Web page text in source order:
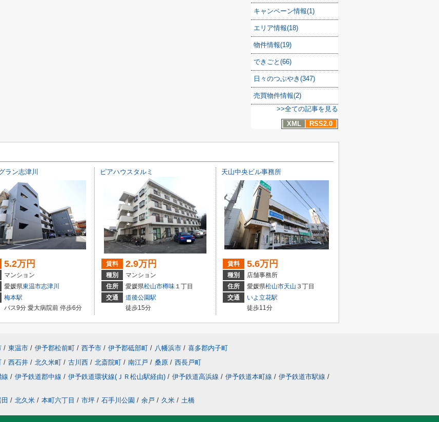
キャンペーン情報(1)
エリア情報(18)
物件情報(19)
できごと(66)
日々のつぶやき(347)
売買物件情報(2)
>>全ての記事を見る
XML
RSS2.0
ラン志津川
5.2万円
マンション
愛媛県東温市志津川
梅本駅
バス9分 愛大病院前 停歩6分
ピアハウスタルミ
賃料 2.9万円
種別
マンション
住所
愛媛県松山市樽味 １丁目
交通
道後公園駅
徒歩15分
天山中央ビル事務所
賃料 5.6万円
種別
店舗事務所
住所
愛媛県松山市天山 ３丁目
交通
いよ立花駅
徒歩11分
/ 東温市 / 伊予郡松前町 / 西予市 / 伊予郡砥部町 / 八幡浜市 / 喜多郡内子町
/ 西石井 / 北久米町 / 古川西 / 北斎院町 / 南江戸 / 桑原 / 西長戸町
線 / 伊予鉄道郡中線 / 伊予鉄道環状線(ＪＲ松山駅経由) / 伊予鉄道高浜線 / 伊予鉄道本町線 / 伊予鉄道市駅線 /
/ 北久米 / 本町六丁目 / 市坪 / 石手川公園 / 余戸 / 久米 / 土橋